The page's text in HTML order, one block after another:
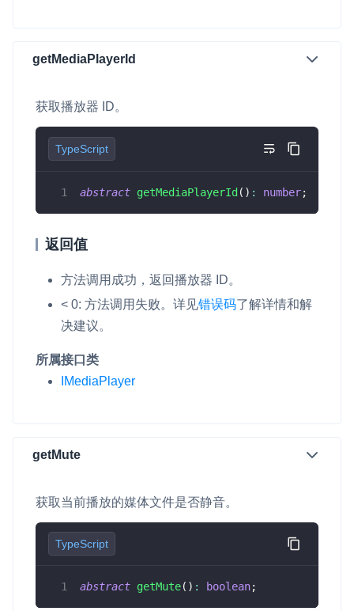
与 RTC 客户端 SDK 互通，实现收发流
快速高效的文档转换解决方案
水晶球
低代码应用平台
低代码集成、灵活定制、超低延时的音视频会议
getMediaPlayerId
获取播放器 ID。
TypeScript
abstract getMediaPlayerId( ) : number;
返回值
方法调用成功，返回播放器 ID。
< 0: 方法调用失败。详见错误码了解详情和解
决建议。
所属接口类
IMediaPlayer
getMute
获取当前播放的媒体文件是否静音。
TypeScript
abstract getMute( ) : boolean;